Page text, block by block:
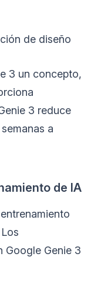
de diseño
3 un concepto,
3 reduce
a
de IA
Google Genie 3